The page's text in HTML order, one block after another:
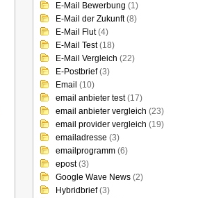
E-Mail Bewerbung (1)
E-Mail der Zukunft(8)
E-Mail Flut(4)
E-Mail Test(18)
E-Mail Vergleich (22)
E-Postbrief(3)
Email (10)
email anbieter test(17)
email anbieter vergleich (23)
email provider vergleich (19)
emailadresse (3)
emailprogramm (6)
epost(3)
Google Wave News (2)
Hybridbrief(3)